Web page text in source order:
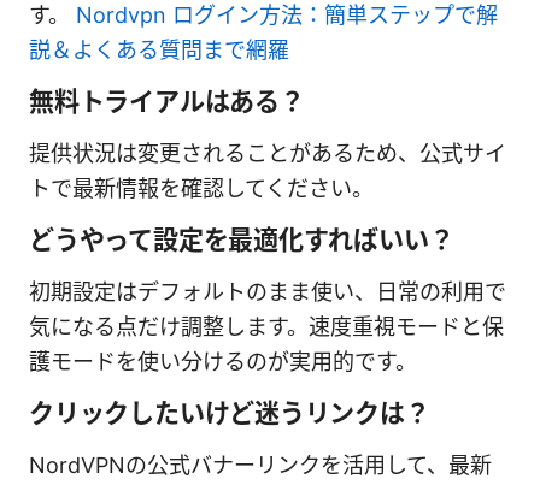
す。 Nordvpn ログイン方法：簡単ステップで解
説＆よくある質問まで網羅
無料トライアルはある？
提供状況は変更されることがあるため、公式サイ
トで最新情報を確認してください。
どうやって設定を最適化すればいい？
初期設定はデフォルトのまま使い、日常の利用で
気になる点だけ調整します。速度重視モードと保
護モードを使い分けるのが実用的です。
クリックしたいけど迷うリンクは？
NordVPNの公式バナーリンクを活用して、最新